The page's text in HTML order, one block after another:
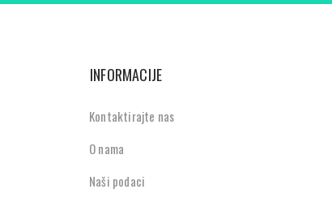
INFORMACIJE
Kontaktirajte nas
O nama
Naši podaci